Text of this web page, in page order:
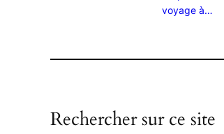
voyage à
Rechercher sur ce site